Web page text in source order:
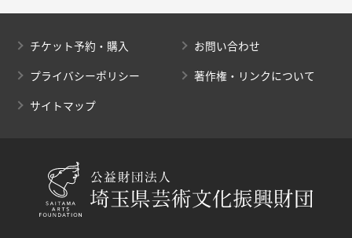
チケット予約・購入
お問い合わせ
プライバシーポリシー
著作権・リンクについて
サイトマップ